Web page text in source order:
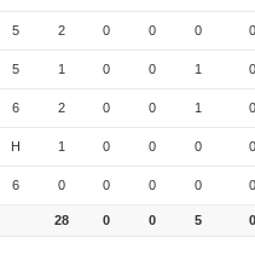
5 2 0 0 0 0
5 1 0 0 1 0
6 2 0 0 1 0
H 1 0 0 0 0
6 0 0 0 0 0
28 0 0 5 0